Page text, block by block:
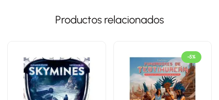
Productos relacionados
-5%